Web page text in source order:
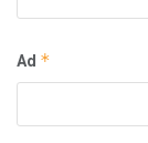
Ad *